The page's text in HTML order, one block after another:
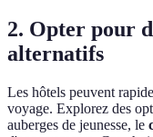
2. Opter pour
alternatifs
Les hôtels peuvent
voyage. Explorez des
auberges de jeunesse, le